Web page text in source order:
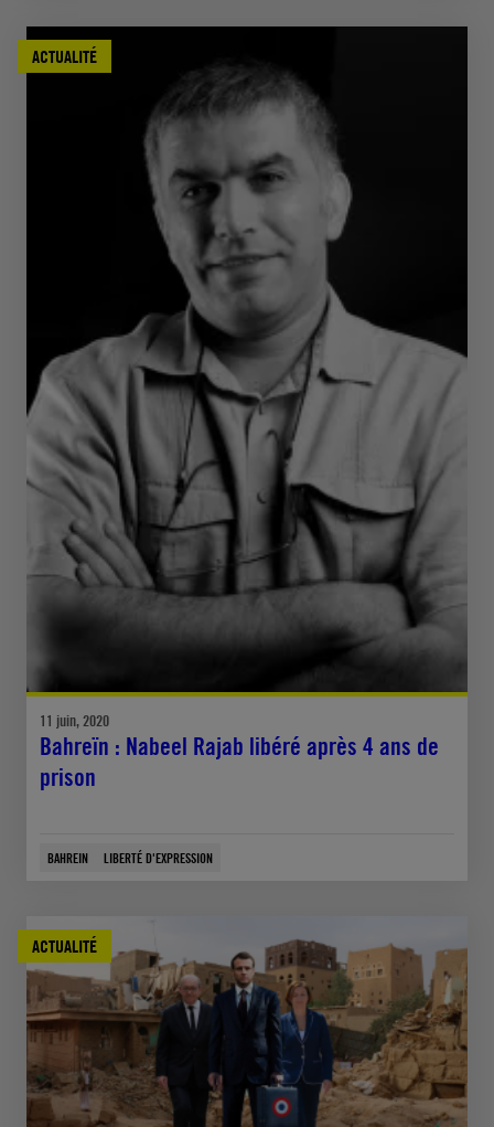
ACTUALITÉ
11 juin, 2020
Bahreïn : Nabeel Rajab libéré après 4 ans de
prison
BAHREIN LIBERTÉ D'EXPRESSION
ACTUALITÉ